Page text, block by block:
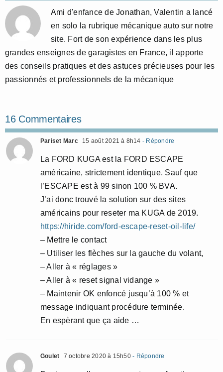
Ami d'enfance de Jonathan, Valentin a lancé
en solo la rubrique mécanique auto sur notre
site. Fort de son expérience dans les plus
grandes enseignes de garagistes en France, il apporte
des conseils pratiques et des astuces précieuses pour les
passionnés et professionnels de la mécanique
16 Commentaires
Pariset Marc 15 août 2021 à 8h14 - Répondre
La FORD KUGA est la FORD ESCAPE
américaine, strictement identique. Sauf que
l’ESCAPE est à 99 sinon 100 % BVA.
J’ai donc trouvé la solution sur des sites
américains pour reseter ma KUGA de 2019.
https://hiride.com/ford-escape-reset-oil-life/
– Mettre le contact
– Utiliser les flèches sur la gauche du volant,
– Aller à « réglages »
– Aller à « reset signal vidange »
– Maintenir OK enfoncé jusqu’à 100 % et
message indiquant procédure terminée.
En espèrant que ça aide …
Goulet 7 octobre 2020 à 15h50- Répondre